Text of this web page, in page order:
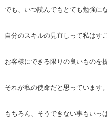
でも、いつ読んでもとても勉強に
自分のスキルの見直しって私はす
お客様にできる限りの良いものを
それが私の使命だと思っています。
もちろん、そうできない事もいっ